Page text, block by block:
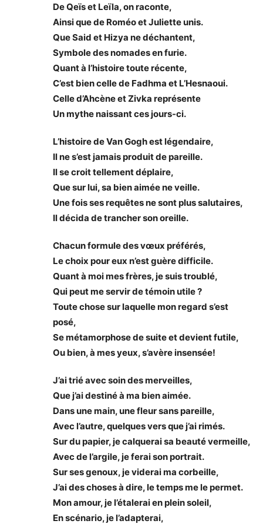
De Qeïs et Leïla, on raconte,
Ainsi que de Roméo et Juliette unis.
Que Said et Hizya ne déchantent,
Symbole des nomades en furie.
Quant à l’histoire toute récente,
C’est bien celle de Fadhma et L’Hesnaoui.
Celle d’Ahcène et Zivka représente
Un mythe naissant ces jours-ci.
L’histoire de Van Gogh est légendaire,
Il ne s’est jamais produit de pareille.
Il se croit tellement déplaire,
Que sur lui, sa bien aimée ne veille.
Une fois ses requêtes ne sont plus salutaires,
Il décida de trancher son oreille.
Chacun formule des vœux préférés,
Le choix pour eux n’est guère difficile.
Quant à moi mes frères, je suis troublé,
Qui peut me servir de témoin utile ?
Toute chose sur laquelle mon regard s’est
posé,
Se métamorphose de suite et devient futile,
Ou bien, à mes yeux, s’avère insensée!
J’ai trié avec soin des merveilles,
Que j’ai destiné à ma bien aimée.
Dans une main, une fleur sans pareille,
Avec l’autre, quelques vers que j’ai rimés.
Sur du papier, je calquerai sa beauté vermeille,
Avec de l’argile, je ferai son portrait.
Sur ses genoux, je viderai ma corbeille,
J’ai des choses à dire, le temps me le permet.
Mon amour, je l’étalerai en plein soleil,
En scénario, je l’adapterai,